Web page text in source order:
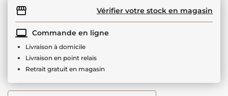
Vérifier votre stock en magasin
Commande en ligne
Livraison à domicile
Livraison en point relais
Retrait gratuit en magasin